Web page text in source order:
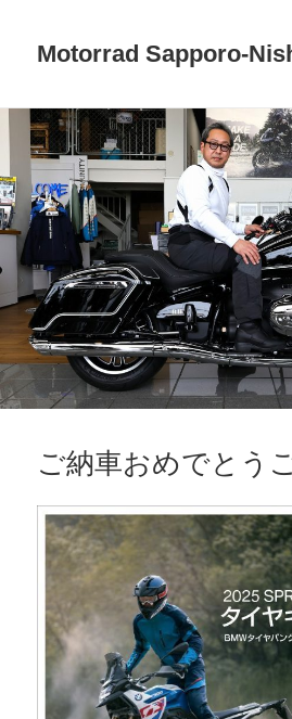
Motorrad Sapporo-
ご納車おめでとう